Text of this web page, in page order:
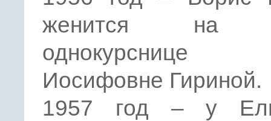
женится на
однокурснице
Иосифовне Гириной.
1957 год – у